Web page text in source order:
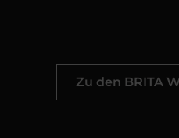
Zu den BRITA